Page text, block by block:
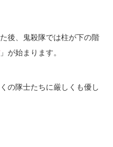
後、鬼殺隊では柱が下の階
」が始まります。
の隊士たちに厳しくも優し